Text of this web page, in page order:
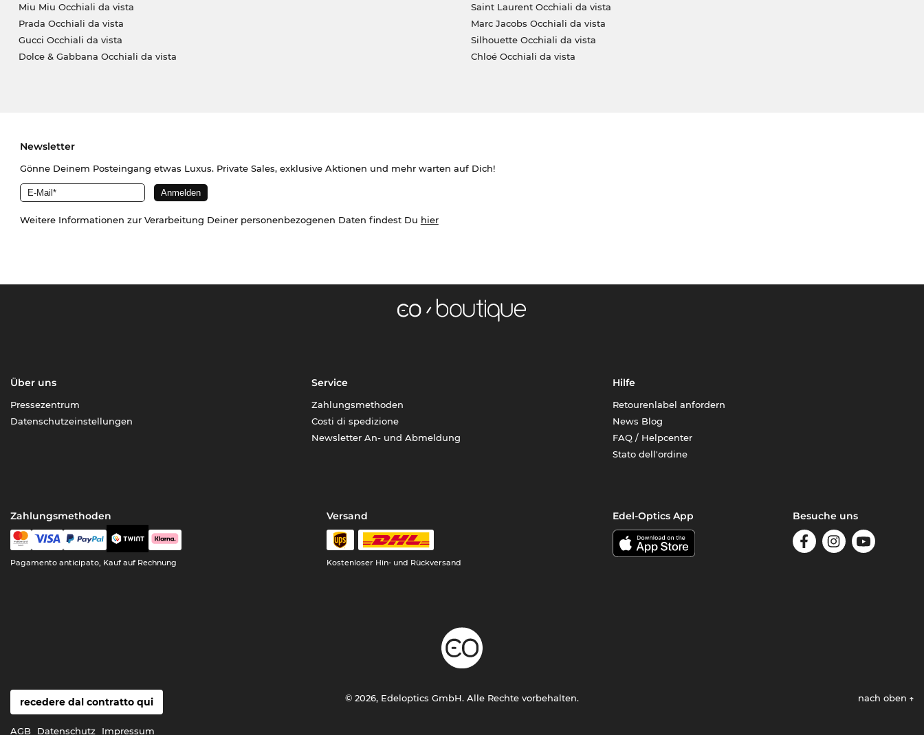
Miu Miu Occhiali da vista
Prada Occhiali da vista
Gucci Occhiali da vista
Dolce & Gabbana Occhiali da vista
Saint Laurent Occhiali da vista
Marc Jacobs Occhiali da vista
Silhouette Occhiali da vista
Chloé Occhiali da vista
Newsletter
Gönne Deinem Posteingang etwas Luxus. Private Sales, exklusive Aktionen und mehr warten auf Dich!
Weitere Informationen zur Verarbeitung Deiner personenbezogenen Daten findest Du hier
Über uns
Pressezentrum
Datenschutzeinstellungen
Service
Zahlungsmethoden
Costi di spedizione
Newsletter An- und Abmeldung
Hilfe
Retourenlabel anfordern
News Blog
FAQ / Helpcenter
Stato dell'ordine
Zahlungsmethoden
Pagamento anticipato, Kauf auf Rechnung
Versand
Kostenloser Hin- und Rückversand
Edel-Optics App Besuche uns
recedere dal contratto qui
AGB Datenschutz Impressum
© 2026, Edeloptics GmbH. Alle Rechte vorbehalten. nach oben